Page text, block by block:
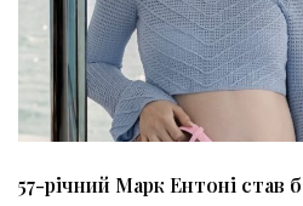
57-річний Марк Ентоні став